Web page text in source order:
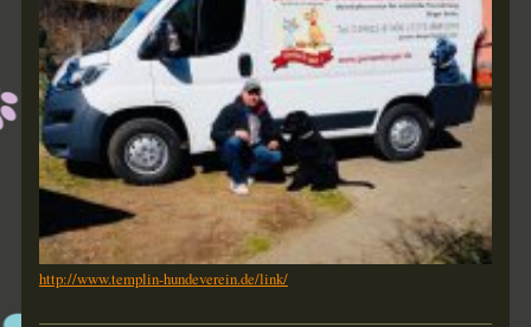
http://www.templin-hundeverein.de/link/